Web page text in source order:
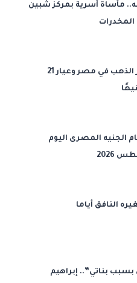
مأساة أسرية بمركز شبين
استقرار أسعار الذهب في مصر وعيار 21
الجنيه المصرى اليوم
النافق أياما
بناتي”.. إبراهيم